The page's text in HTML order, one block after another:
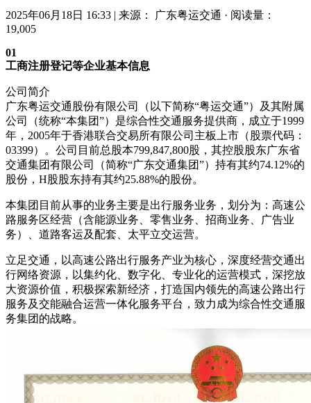
2025年06月18日 16:33 | 来源： 广东粤运交通 · 阅读量：
19,005
01
工商注册登记等企业基本信息
公司简介
广东粤运交通股份有限公司（以下简称“粤运交通”）及其附属
公司（统称“本集团”）是综合性交通服务提供商，成立于1999
年，2005年于香港联合交易所有限公司主板上市（股票代码：
03399）。公司目前总股本799,847,800股，其控股股东广东省
交通集团有限公司（简称“广东交通集团”）持有其约74.12%的
股份，H股股东持有其约25.88%的股份。
本集团目前从事的业务主要是出行服务业务，划分为：高速公
路服务区经营（含能源业务、零售业务、招商业务、广告业
务）、道路客运及配套、太平立交运营。
立足交通，以高速公路出行服务产业为核心，深度经营交通出
行网络资源，以集约化、数字化、专业化的运营模式，深挖放
大资源价值，积极探索新经济，打造国内领先的高速公路出行
服务及交能融合运营一体化服务平台，致力成为综合性交通服
务集团的战略。